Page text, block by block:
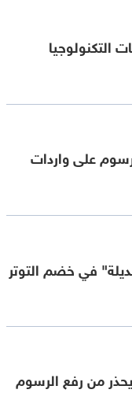
على واردات
في خضم التوتر
من رفع الرسوم